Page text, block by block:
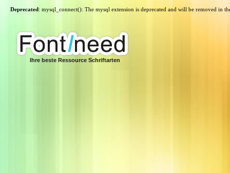
Deprecated: mysql_connect(): The mysql extension is deprecated and will be removed in
Ihre beste Ressource Schriftarten